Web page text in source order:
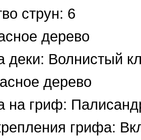
струн: 6
дерево
деки: Волнистый
дерево
на гриф:
грифа: